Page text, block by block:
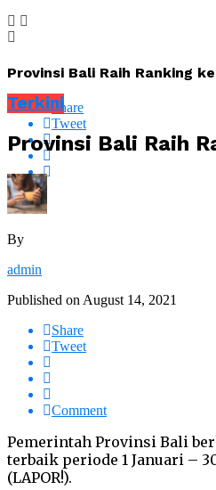
Provinsi Bali Raih Ranking
Share
Tweet
Terkini
Provinsi Bali Raih
By
admin
Published on August 14, 2021
Share
Tweet
Comment
Pemerintah Provinsi Bali
terbaik periode 1 Januari –
(LAPOR!).